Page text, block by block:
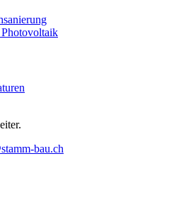
bau.ch